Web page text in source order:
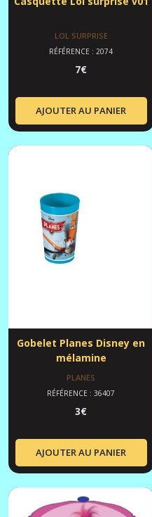
LOL SURPRISE
RÉFÉRENCE : 2074
7€
AJOUTER AU PANIER
Gobelet Planes Disney en
mélamine
PLANES
RÉFÉRENCE : 36407
3€
AJOUTER AU PANIER